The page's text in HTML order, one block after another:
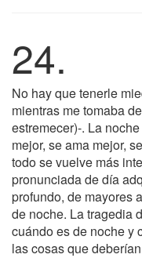
24.
No hay que tenerle
mientras me tomaba
estremecer)-. La
mejor, se ama mejor,
todo se vuelve más
pronunciada de día
profundo, de mayores
de noche. La tragedia
cuándo es de noche y
las cosas que